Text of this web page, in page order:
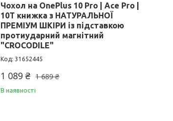
Чохол на OnePlus 10 Pro | Ace Pro |
10T книжка з НАТУРАЛЬНОЇ
ПРЕМІУМ ШКІРИ із підставкою
протиударний магнітний
"CROCODILE"
31652445
1 689 ₴
1 089 ₴
В наявності